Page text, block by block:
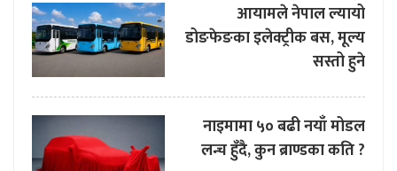
आयामले नेपाल ल्यायो
डोङफेङका इलेक्ट्रीक बस, मूल्य
सस्तो हुने
नाइमामा ५० बढी नयाँ मोडल
लन्च हुँदै, कुन ब्राण्डका कति ?